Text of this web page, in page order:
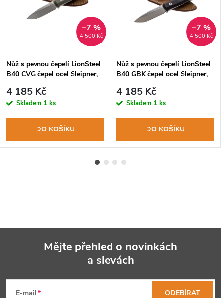
4 500 Kč
–7 %
Nůž s pevnou čepelí LionSteel
B40 CVG čepel ocel Sleipner,
4 185 Kč
Skladem 1 ks
DO KOŠÍKU
4 500 Kč
–7 %
Nůž s pevnou čepelí LionSteel
B40 GBK čepel ocel Sleipner,
4 185 Kč
Skladem 1 ks
DO KOŠÍKU
Mějte přehled o novinkách
a slevách
E-mail ODEBÍRAT